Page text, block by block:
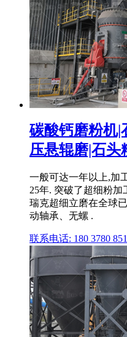
碳酸钙磨粉机|
压悬辊磨|石头
一般可达一年以上,加
25年. 突破了超细粉加
瑞克超细立磨在全球
动轴承、无螺 .
联系电话: 180 3780